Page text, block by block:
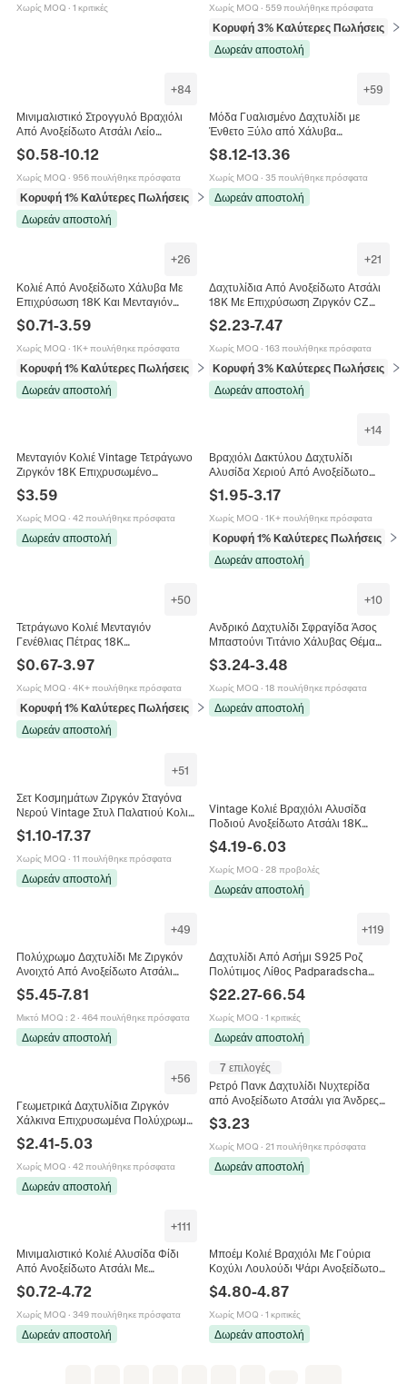
Χωρίς MOQ · 1 κριτικές Χωρίς MOQ · 559 πουλήθηκε πρόσφατα
Κορυφή 3% Καλύτερες Πωλήσεις
σε
Δωρεάν αποστολή
+84
Μινιμαλιστικό Στρογγυλό Βραχιόλι
Από Ανοξείδωτο Ατσάλι Λείο
Κοσμήματα Για Γυναίκες Αξεσουάρ
Μόδας
$0.58-10.12
Χωρίς MOQ · 956 πουλήθηκε πρόσφατα
Κορυφή 1% Καλύτερες Πωλήσεις
σε Βραχιόλια
Δωρεάν αποστολή
+59
Μόδα Γυαλισμένο Δαχτυλίδι με
Ένθετο Ξύλο από Χάλυβα
Βολφραμίου για Άνδρες Γυναίκες
Vintage Νερά Ξύλου Γεωμετρικό
Βέρα Κοσμήματα
$8.12-13.36
Χωρίς MOQ · 35 πουλήθηκε πρόσφατα
Δωρεάν αποστολή
+26
Κολιέ Από Ανοξείδωτο Χάλυβα Με
Επιχρύσωση 18Κ Και Μενταγιόν
Γυναίκες Κομψή Αισθητική
$0.71-3.59
Χωρίς MOQ · 1K+ πουλήθηκε πρόσφατα
Κορυφή 1% Καλύτερες Πωλήσεις
σε Κολιέ
Δωρεάν αποστολή
+21
Δαχτυλίδια Από Ανοξείδωτο Ατσάλι
18K Με Επιχρύσωση Ζιργκόν CZ
Vintage Μινιμαλιστικά Κοσμήματα
$2.23-7.47
Χωρίς MOQ · 163 πουλήθηκε πρόσφατα
Κορυφή 3% Καλύτερες Πωλήσεις
σε
Δωρεάν αποστολή
Μενταγιόν Κολιέ Vintage Τετράγωνο
Ζιργκόν 18K Επιχρυσωμένο
Ανοξείδωτο Ατσάλι Αλυσίδα Φίδι
Κομψό Κόσμημα Για Γυναίκες
$3.59
Χωρίς MOQ · 42 πουλήθηκε πρόσφατα
Δωρεάν αποστολή
+14
Βραχιόλι Δακτύλου Δαχτυλίδι
Αλυσίδα Χεριού Από Ανοξείδωτο
Χάλυβα Χρυσό Με Ζιργκόν Boho
Γεωμετρικό Καρδιά Κοσμήματα
Γυναικεία
$1.95-3.17
Χωρίς MOQ · 1K+ πουλήθηκε πρόσφατα
Κορυφή 1% Καλύτερες Πωλήσεις
σε
Δωρεάν αποστολή
+50
Τετράγωνο Κολιέ Μενταγιόν
Γενέθλιας Πέτρας 18K
Επιχρυσωμένο Ανοξείδωτο Ατσάλι
Ζιργκόν DIY Κοσμήματα Αξεσουάρ
Γυναικεία
$0.67-3.97
Χωρίς MOQ · 4K+ πουλήθηκε πρόσφατα
Κορυφή 1% Καλύτερες Πωλήσεις
σε Κρεμαστά (pendants)
Δωρεάν αποστολή
+10
Ανδρικό Δαχτυλίδι Σφραγίδα Άσος
Μπαστούνι Τιτάνιο Χάλυβας Θέμα
Πόκερ Hip Hop Street Style
Κοσμήματα Για Αγόρια Δώρα
$3.24-3.48
Χωρίς MOQ · 18 πουλήθηκε πρόσφατα
Δωρεάν αποστολή
+51
Σετ Κοσμημάτων Ζιργκόν Σταγόνα
Νερού Vintage Στυλ Παλατιού Κολιέ
Μενταγιόν Και Σκουλαρίκια Με
Ασημένιο Κούμπωμα Κράμα Χαλκού
$1.10-17.37
Χωρίς MOQ · 11 πουλήθηκε πρόσφατα
Δωρεάν αποστολή
Vintage Κολιέ Βραχιόλι Αλυσίδα
Ποδιού Ανοξείδωτο Ατσάλι 18K
Επιχρυσωμένο Ζιργκόν
Μινιμαλιστικά Κοσμήματα Γυναίκες
$4.19-6.03
Χωρίς MOQ · 28 προβολές
Δωρεάν αποστολή
+49
Πολύχρωμο Δαχτυλίδι Με Ζιργκόν
Ανοιχτό Από Ανοξείδωτο Ατσάλι
Επιχρυσωμένο Με Τρεις Πέτρες
Σταγόνα Νερού Τετράγωνο Κόσμημα
$5.45-7.81
Μικτό MOQ : 2· 464 πουλήθηκε πρόσφατα
Δωρεάν αποστολή
+119
Δαχτυλίδι Από Ασήμι S925 Ροζ
Πολύτιμος Λίθος Padparadscha
Halo Διαμάντι Κομψό Κόσμημα
Γάμου Για Γυναίκες
$22.27-66.54
Χωρίς MOQ · 1 κριτικές
Δωρεάν αποστολή
+56
Γεωμετρικά Δαχτυλίδια Ζιργκόν
Χάλκινα Επιχρυσωμένα Πολύχρωμα
Vintage Μόδα Κοσμήματα Για
Γυναίκες
$2.41-5.03
Χωρίς MOQ · 42 πουλήθηκε πρόσφατα
Δωρεάν αποστολή
7 επιλογές
Ρετρό Πανκ Δαχτυλίδι Νυχτερίδα
από Ανοξείδωτο Ατσάλι για Άνδρες
Γυναίκες Γοτθικό Αντίκες Ασημί
Δαχτυλίδι Ζώο Κοσμήματα
$3.23
Χωρίς MOQ · 21 πουλήθηκε πρόσφατα
Δωρεάν αποστολή
+111
Μινιμαλιστικό Κολιέ Αλυσίδα Φίδι
Από Ανοξείδωτο Ατσάλι Με
Επιχρύσωση Κενού 18K Απλή
Αλυσίδα Για Άνδρες Και Γυναίκες
$0.72-4.72
Χωρίς MOQ · 349 πουλήθηκε πρόσφατα
Δωρεάν αποστολή
Μποέμ Κολιέ Βραχιόλι Με Γούρια
Κοχύλι Λουλούδι Ψάρι Ανοξείδωτο
Ατσάλι 18K Επιχρυσωμένο
Πολύχρωμο Πλεκτό Σχοινί Γυναικεία
$4.80-4.87
Χωρίς MOQ · 1 κριτικές
Δωρεάν αποστολή